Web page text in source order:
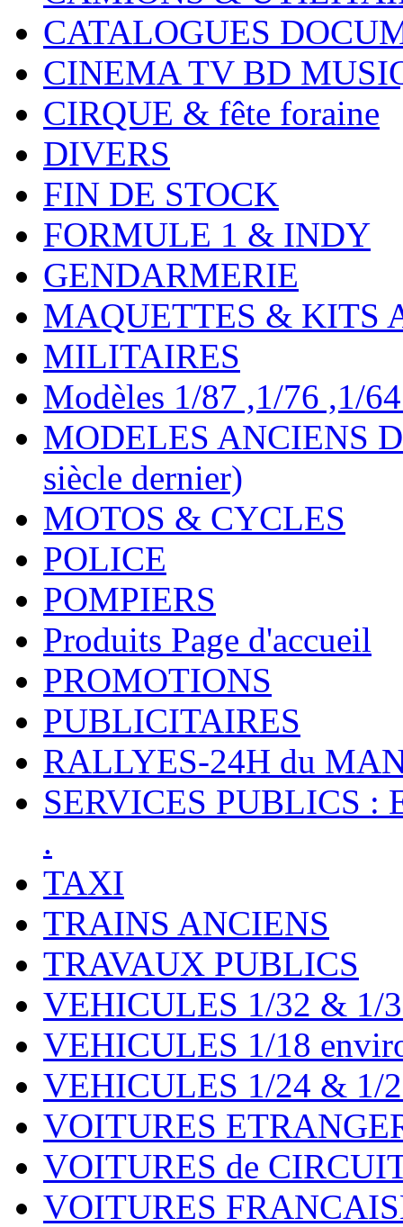
CATALOGUES
CINEMA TV BD
CIRQUE & fête foraine
DIVERS
FIN DE STOCK
FORMULE 1 & INDY
GENDARMERIE
MAQUETTES & KITS
MILITAIRES
Modèles 1/87 ,1/76 ,1/
MODELES ANCIENS
siècle dernier)
MOTOS & CYCLES
POLICE
POMPIERS
Produits Page d'accueil
PROMOTIONS
PUBLICITAIRES
RALLYES-24H du
SERVICES PUBLICS :
.
TAXI
TRAINS ANCIENS
TRAVAUX PUBLICS
VEHICULES 1/32 & 1/
VEHICULES 1/18
VEHICULES 1/24 & 1/
VOITURES
VOITURES de
VOITURES